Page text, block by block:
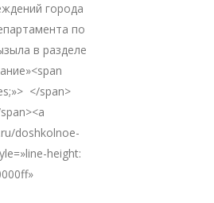
города
по
в разделе
</span>
doshkolnoe-
height: